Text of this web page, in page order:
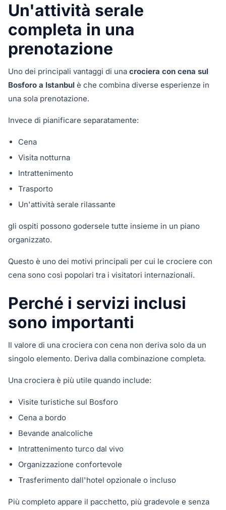
Un'attività serale
completa in una
prenotazione
Uno dei principali vantaggi di una crociera con cena sul
Bosforo a Istanbul è che combina diverse esperienze in
una sola prenotazione.
Invece di pianificare separatamente:
Cena
Visita notturna
Intrattenimento
Trasporto
Un'attività serale rilassante
gli ospiti possono godersele tutte insieme in un piano
organizzato.
Questo è uno dei motivi principali per cui le crociere con
cena sono così popolari tra i visitatori internazionali.
Perché i servizi inclusi
sono importanti
Il valore di una crociera con cena non deriva solo da un
singolo elemento. Deriva dalla combinazione completa.
Una crociera è più utile quando include:
Visite turistiche sul Bosforo
Cena a bordo
Bevande analcoliche
Intrattenimento turco dal vivo
Organizzazione confortevole
Trasferimento dall'hotel opzionale o incluso
Più completo appare il pacchetto, più gradevole e senza